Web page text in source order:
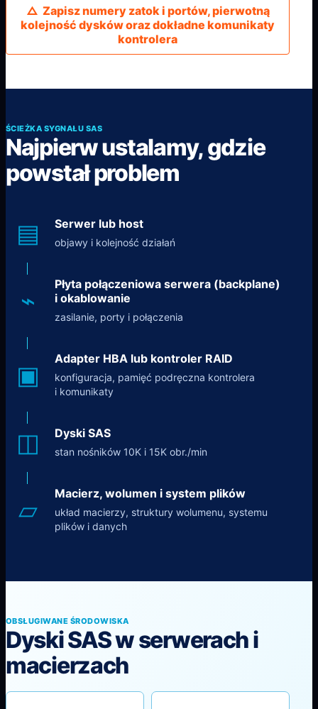
△ Zapisz numery zatok i portów, pierwotną
kolejność dysków oraz dokładne komunikaty
kontrolera
ŚCIEŻKA SYGNAŁU SAS
Najpierw ustalamy, gdzie
powstał problem
▤ Serwer lub host
objawy i kolejność działań
⌁
Płyta połączeniowa serwera (backplane)
i okablowanie
zasilanie, porty i połączenia
▣
Adapter HBA lub kontroler RAID
konfiguracja, pamięć podręczna kontrolera
i komunikaty
◫ Dyski SAS
stan nośników 10K i 15K obr./min
▱
Macierz, wolumen i system plików
układ macierzy, struktury wolumenu, systemu
plików i danych
OBSŁUGIWANE ŚRODOWISKA
Dyski SAS w serwerach i
macierzach